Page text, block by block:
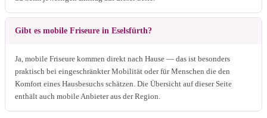
Gibt es mobile Friseure in Eselsfürth?
Ja, mobile Friseure kommen direkt nach Hause — das ist besonders
praktisch bei eingeschränkter Mobilität oder für Menschen die den
Komfort eines Hausbesuchs schätzen. Die Übersicht auf dieser Seite
enthält auch mobile Anbieter aus der Region.